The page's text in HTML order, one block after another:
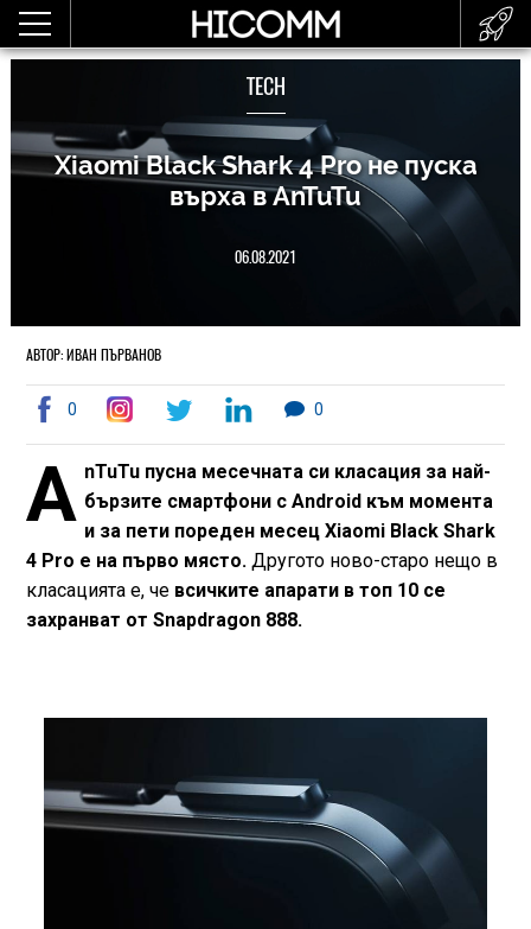
TECH
Xiaomi Black Shark 4 Pro не пуска
върха в AnTuTu
06.08.2021
АВТОР: ИВАН ПЪРВАНОВ
0 0
A nTuTu пусна месечната си класация за най-
бързите смартфони с Android към момента
и за пети пореден месец Xiaomi Black Shark
4 Pro е на първо място.Другото ново-старо нещо в
класацията е, че всичките апарати в топ 10 се
захранват от Snapdragon 888.